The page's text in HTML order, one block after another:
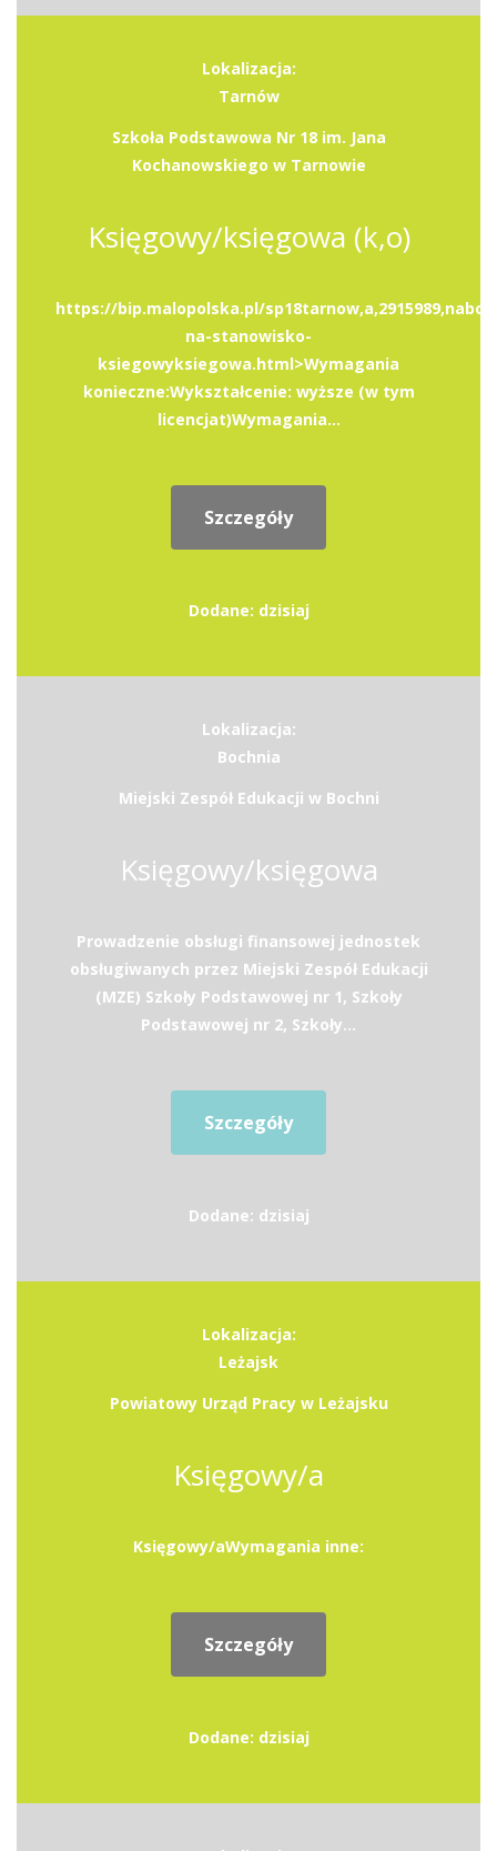
Lokalizacja:
Tarnów
Szkoła Podstawowa Nr 18 im. Jana
Kochanowskiego w Tarnowie
Księgowy/księgowa (k,o)
https://bip.malopolska.pl/sp18tarnow,a,2915989,nabor-
na-stanowisko-
ksiegowyksiegowa.html>Wymagania
konieczne:Wykształcenie: wyższe (w tym
licencjat)Wymagania...
Szczegóły
Dodane: dzisiaj
Lokalizacja:
Bochnia
Miejski Zespół Edukacji w Bochni
Księgowy/księgowa
Prowadzenie obsługi finansowej jednostek
obsługiwanych przez Miejski Zespół Edukacji
(MZE) Szkoły Podstawowej nr 1, Szkoły
Podstawowej nr 2, Szkoły...
Szczegóły
Dodane: dzisiaj
Lokalizacja:
Leżajsk
Powiatowy Urząd Pracy w Leżajsku
Księgowy/a
Księgowy/aWymagania inne:
Szczegóły
Dodane: dzisiaj